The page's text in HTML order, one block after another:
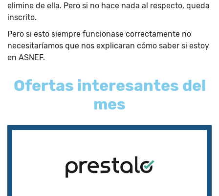
elimine de ella. Pero si no hace nada al respecto, queda
inscrito.
Pero si esto siempre funcionase correctamente no
necesitaríamos que nos explicaran cómo saber si estoy
en ASNEF.
Ofertas interesantes del
mes